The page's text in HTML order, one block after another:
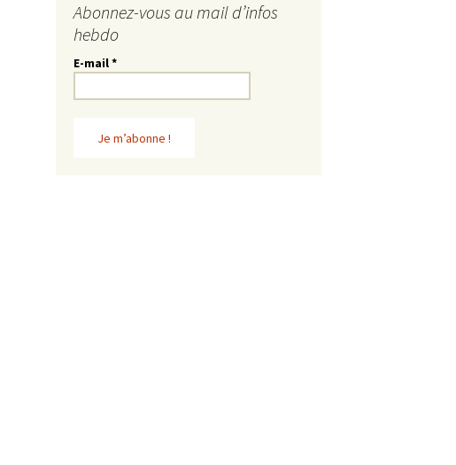
Abonnez-vous au mail d’infos
hebdo
E-mail*